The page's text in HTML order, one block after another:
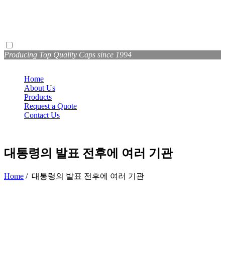
Producing Top Quality Caps since 1994
Home
About Us
Products
Request a Quote
Contact Us
대통령의 발표 전후에 여러 기관
Home / 대통령의 발표 전후에 여러 기관